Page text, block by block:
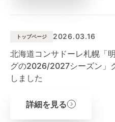
トップページ 2026.03.16
北海道コンサドーレ札幌「
グの2026/2027シーズン」
しました
詳細を見る